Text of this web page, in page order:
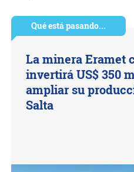
Qué está pasando...
La minera Eramet
invertirá US$ 350
ampliar su
Salta